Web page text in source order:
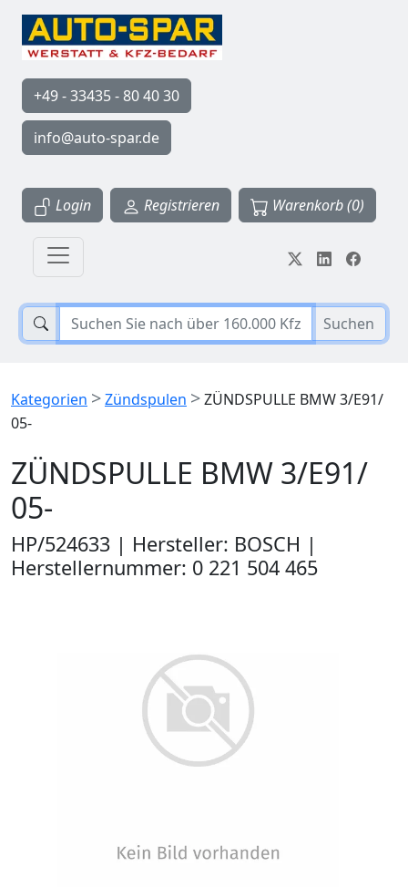
+49 - 33435 - 80 40 30
info@auto-spar.de
Login Registrieren Warenkorb (0)
Suchen
Kategorien >Zündspulen >ZÜNDSPULLE BMW 3/E91/
05-
ZÜNDSPULLE BMW 3/E91/
05-
HP/524633 | Hersteller: BOSCH |
Herstellernummer: 0 221 504 465